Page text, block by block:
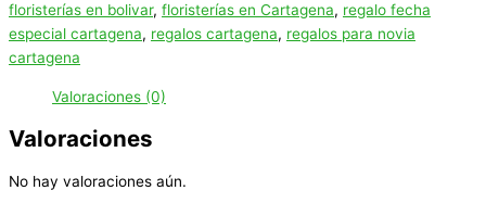
floristerías en bolivar, floristerías en Cartagena, regalo fecha
especial cartagena, regalos cartagena, regalos para novia
cartagena
Valoraciones (0)
Valoraciones
No hay valoraciones aún.